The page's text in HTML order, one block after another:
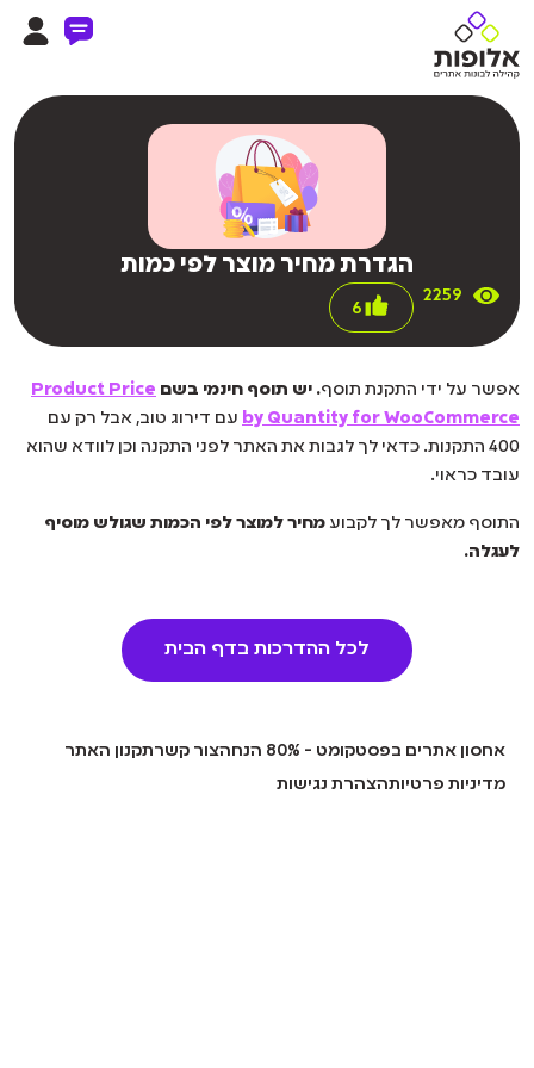
הגדרת מחיר מוצר לפי כמות
2259
6
אפשר על ידי התקנת תוסף. יש תוסף חינמי בשם Product Price
by Quantity for WooCommerce עם דירוג טוב, אבל רק עם
400 התקנות. כדאי לך לגבות את האתר לפני התקנה וכן לוודא שהוא
עובד כראוי.
התוסף מאפשר לך לקבוע מחיר למוצר לפי הכמות שגולש מוסיף
לעגלה.
לכל ההדרכות בדף הבית
אחסון אתרים בפסטקומט - 80% הנחה צור קשרתקנון האתר
מדיניות פרטיותהצהרת נגישות